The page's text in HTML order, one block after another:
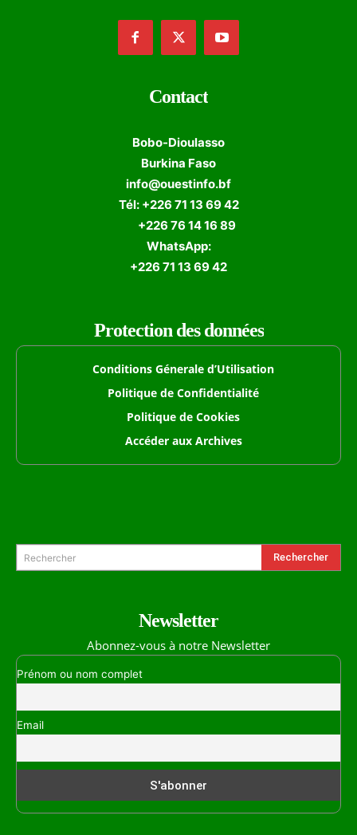
Contact
Bobo-Dioulasso
Burkina Faso
info@ouestinfo.bf
Tél: +226 71 13 69 42
+226 76 14 16 89
WhatsApp:
+226 71 13 69 42
Protection des données
Conditions Génerale d’Utilisation
Politique de Confidentialité
Politique de Cookies
Accéder aux Archives
Rechercher Rechercher
Newsletter
Abonnez-vous à notre Newsletter
Prénom ou nom complet
Email